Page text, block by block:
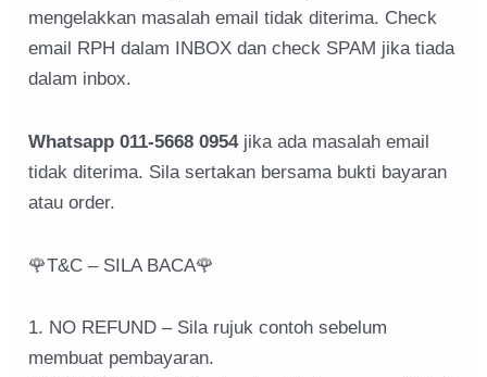
mengelakkan masalah email tidak diterima. Check
email RPH dalam INBOX dan check SPAM jika tiada
dalam inbox.
Whatsapp 011-5668 0954jika ada masalah email
tidak diterima. Sila sertakan bersama bukti bayaran
atau order.
🌹T&C – SILA BACA🌹
1. NO REFUND – Sila rujuk contoh sebelum
membuat pembayaran.